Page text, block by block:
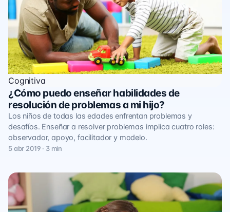
Cognitiva
¿Cómo puedo enseñar habilidades de
resolución de problemas a mi hijo?
Los niños de todas las edades enfrentan problemas y
desafíos. Enseñar a resolver problemas implica cuatro roles:
observador, apoyo, facilitador y modelo.
5 abr 2019 · 3 min